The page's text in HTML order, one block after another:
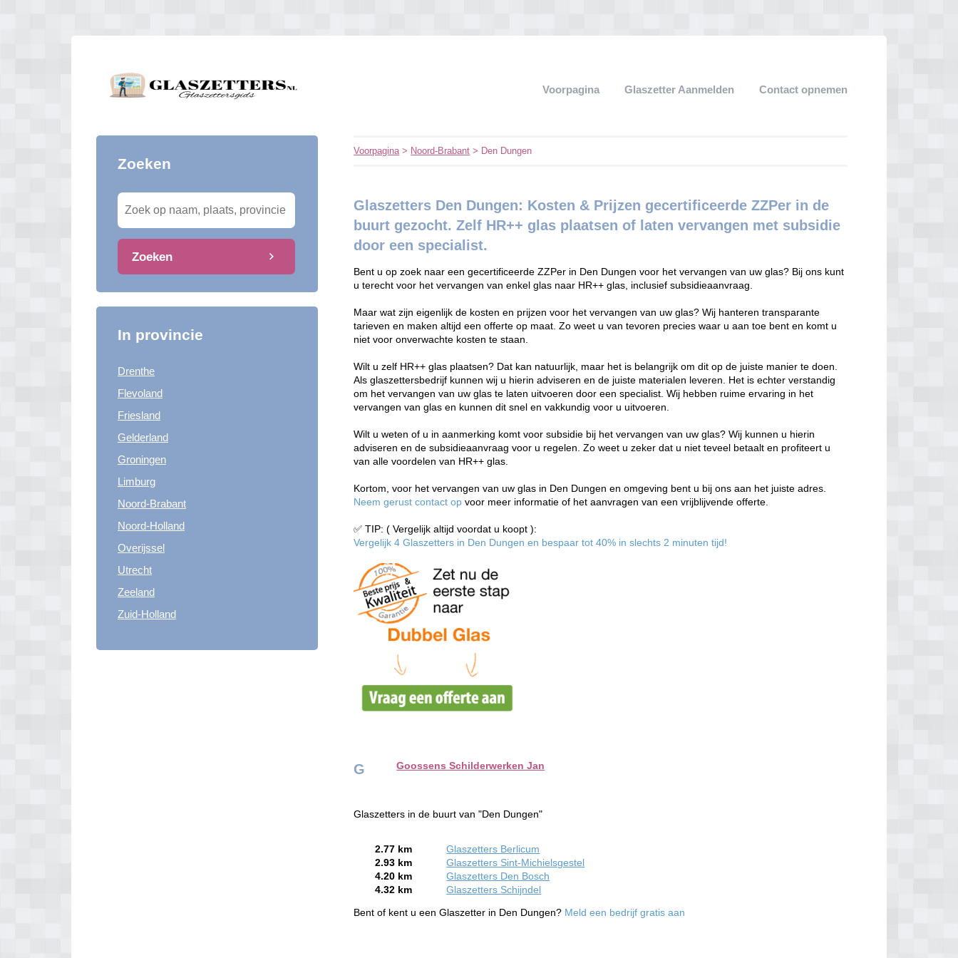
Voorpagina Glaszetter Aanmelden Contact opnemen
Zoeken
Zoeken
In provincie
Drenthe
Flevoland
Friesland
Gelderland
Groningen
Limburg
Noord-Brabant
Noord-Holland
Overijssel
Utrecht
Zeeland
Zuid-Holland
Voorpagina> Noord-Brabant > Den Dungen
Glaszetters Den Dungen: Kosten & Prijzen gecertificeerde ZZPer in de
buurt gezocht. Zelf HR++ glas plaatsen of laten vervangen met subsidie
door een specialist.
Bent u op zoek naar een gecertificeerde ZZPer in Den Dungen voor het vervangen van uw glas? Bij ons kunt
u terecht voor het vervangen van enkel glas naar HR++ glas, inclusief subsidieaanvraag.
Maar wat zijn eigenlijk de kosten en prijzen voor het vervangen van uw glas? Wij hanteren transparante
tarieven en maken altijd een offerte op maat. Zo weet u van tevoren precies waar u aan toe bent en komt u
niet voor onverwachte kosten te staan.
Wilt u zelf HR++ glas plaatsen? Dat kan natuurlijk, maar het is belangrijk om dit op de juiste manier te doen.
Als glaszettersbedrijf kunnen wij u hierin adviseren en de juiste materialen leveren. Het is echter verstandig
om het vervangen van uw glas te laten uitvoeren door een specialist. Wij hebben ruime ervaring in het
vervangen van glas en kunnen dit snel en vakkundig voor u uitvoeren.
Wilt u weten of u in aanmerking komt voor subsidie bij het vervangen van uw glas? Wij kunnen u hierin
adviseren en de subsidieaanvraag voor u regelen. Zo weet u zeker dat u niet teveel betaalt en profiteert u
van alle voordelen van HR++ glas.
Kortom, voor het vervangen van uw glas in Den Dungen en omgeving bent u bij ons aan het juiste adres.
Neem gerust contact opvoor meer informatie of het aanvragen van een vrijblijvende offerte.
✅ TIP: ( Vergelijk altijd voordat u koopt ):
Vergelijk 4 Glaszetters in Den Dungen en bespaar tot 40% in slechts 2 minuten tijd!
G Goossens Schilderwerken Jan
Glaszetters in de buurt van "Den Dungen"
2.77 km
Glaszetters Berlicum
2.93 km
Glaszetters Sint-Michielsgestel
4.20 km
Glaszetters Den Bosch
4.32 km
Glaszetters Schijndel
Bent of kent u een Glaszetter in Den Dungen? Meld een bedrijf gratis aan